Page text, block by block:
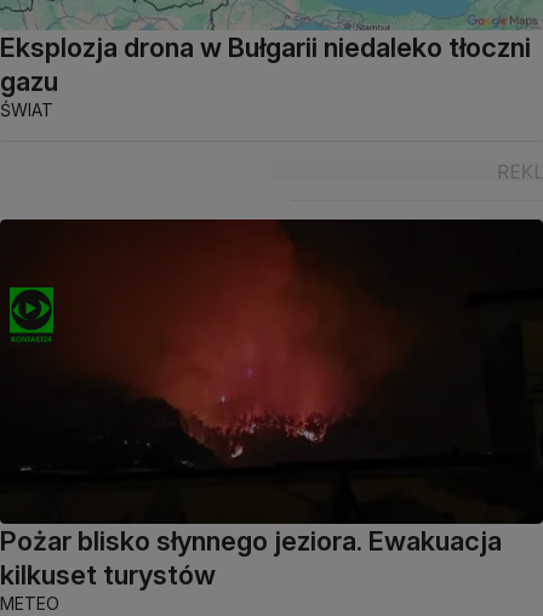
Eksplozja drona w Bułgarii niedaleko tłoczni
gazu
ŚWIAT
Pożar blisko słynnego jeziora. Ewakuacja
kilkuset turystów
METEO